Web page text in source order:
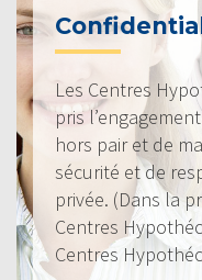
Les Centres
pris
hors pair et de
sécurité et de
privée. (Dans la
Centres
Centres